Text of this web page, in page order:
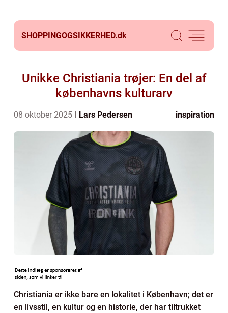
SHOPPINGOGSIKKERHED.dk
Unikke Christiania trøjer: En del af
københavns kulturarv
08 oktober 2025 Lars Pedersen inspiration
Christiania er ikke bare en lokalitet i København; det er
en livsstil, en kultur og en historie, der har tiltrukket